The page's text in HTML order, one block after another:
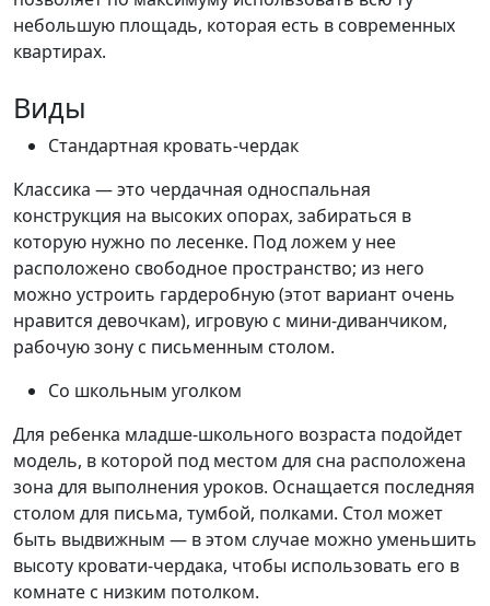
небольшую площадь, которая есть в современных
квартирах.
Виды
Стандартная кровать-чердак
Классика — это чердачная односпальная
конструкция на высоких опорах, забираться в
которую нужно по лесенке. Под ложем у нее
расположено свободное пространство; из него
можно устроить гардеробную (этот вариант очень
нравится девочкам), игровую с мини-диванчиком,
рабочую зону с письменным столом.
Со школьным уголком
Для ребенка младше-школьного возраста подойдет
модель, в которой под местом для сна расположена
зона для выполнения уроков. Оснащается последняя
столом для письма, тумбой, полками. Стол может
быть выдвижным — в этом случае можно уменьшить
высоту кровати-чердака, чтобы использовать его в
комнате с низким потолком.